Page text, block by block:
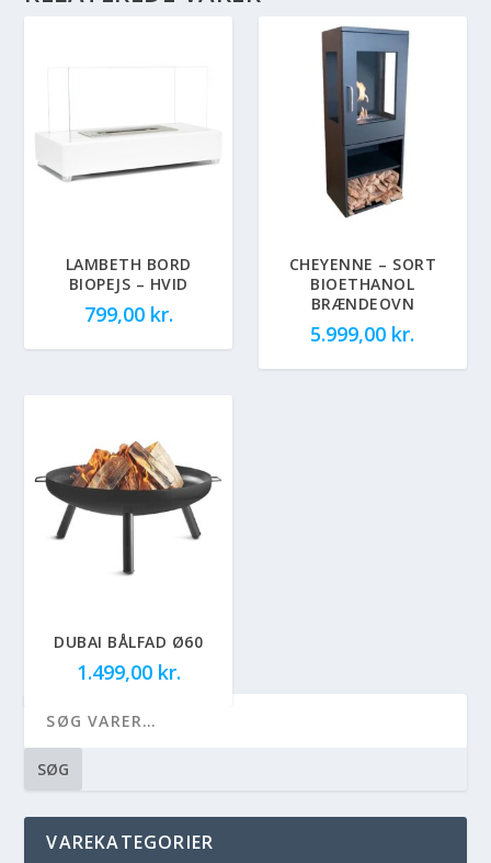
LAMBETH BORD
BIOPEJS – HVID
799,00 kr.
CHEYENNE – SORT
BIOETHANOL
BRÆNDEOVN
5.999,00 kr.
DUBAI BÅLFAD Ø60
1.499,00 kr.
SØG
VAREKATEGORIER